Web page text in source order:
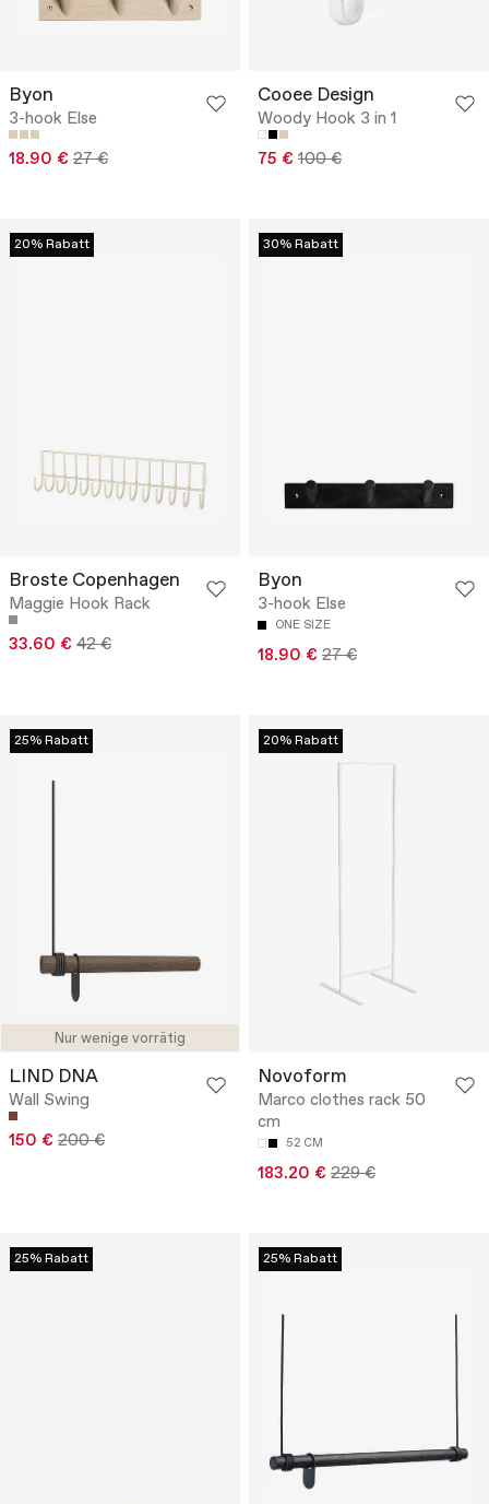
Byon
3-hook Else
18.90 € 27 €
Cooee Design
Woody Hook 3 in 1
75 € 100 €
20% Rabatt
Broste Copenhagen
Maggie Hook Rack
33.60 € 42 €
30% Rabatt
Byon
3-hook Else
ONE SIZE
18.90 € 27 €
Nur wenige vorrätig
25% Rabatt
LIND DNA
Wall Swing
150 € 200 €
20% Rabatt
Novoform
Marco clothes rack 50
cm
52 CM
183.20 € 229 €
25% Rabatt 25% Rabatt